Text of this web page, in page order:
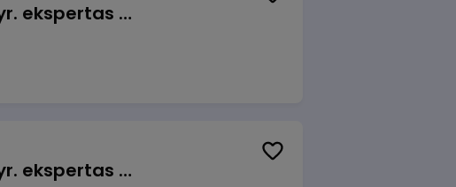
Veiklos užtikrinimo ir atitikties vyr. ekspertas (-ė) (Kaunas) (Kaunas, LT)
Veiklos užtikrinimo ir atitikties vyr. ekspertas (-ė) (Klaipėda) (Klaipėda, LT)